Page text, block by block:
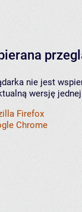
nie jest
wersję
Firefox
Chrome